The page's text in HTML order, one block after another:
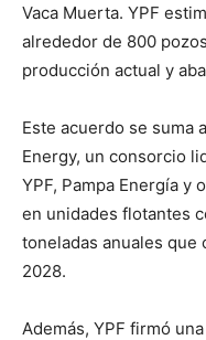
Vaca Muerta. YPF
alrededor de 800
producción actual y
Este acuerdo se suma
Energy, un consorcio
YPF, Pampa Energía y
en unidades flotantes
toneladas anuales que
2028.
Además, YPF firmó